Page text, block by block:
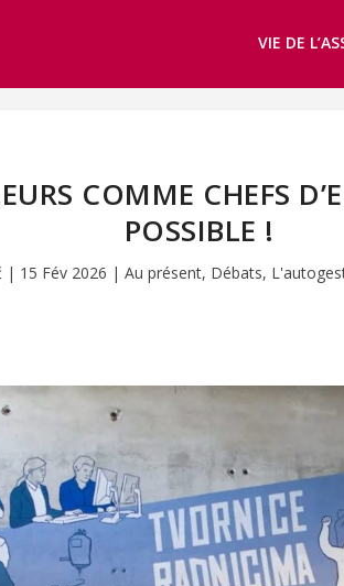
VIE DE
COMME CHEFS
POSSIBLE !
| 15 Fév 2026 | Au présent, Débats,